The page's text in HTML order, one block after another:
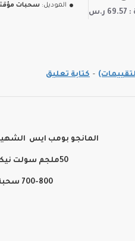
- كتابة تعليق
الموديل: سحبات
المانجو بومب ايس
50ملجم سولت نيكوتين
700-800 سحبة